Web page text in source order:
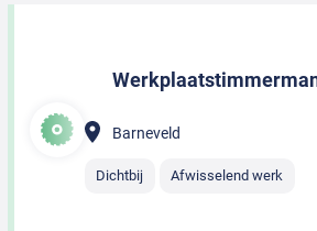
Barneveld
Dichtbij Afwisselend werk